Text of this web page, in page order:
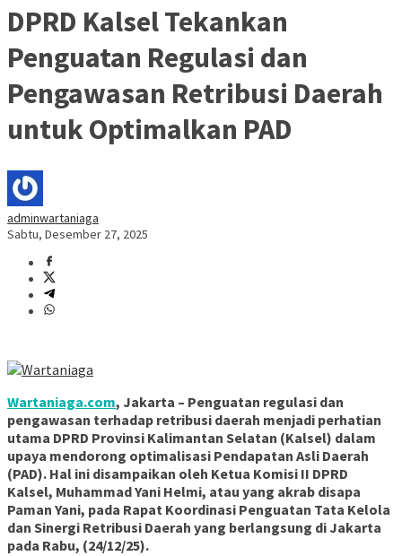
DPRD Kalsel Tekankan
Penguatan Regulasi dan
Pengawasan Retribusi Daerah
untuk Optimalkan PAD
adminwartaniaga
Sabtu, Desember 27, 2025
Wartaniaga.com, Jakarta – Penguatan regulasi dan
pengawasan terhadap retribusi daerah menjadi perhatian
utama DPRD Provinsi Kalimantan Selatan (Kalsel) dalam
upaya mendorong optimalisasi Pendapatan Asli Daerah
(PAD). Hal ini disampaikan oleh Ketua Komisi II DPRD
Kalsel, Muhammad Yani Helmi, atau yang akrab disapa
Paman Yani, pada Rapat Koordinasi Penguatan Tata Kelola
dan Sinergi Retribusi Daerah yang berlangsung di Jakarta
pada Rabu, (24/12/25).